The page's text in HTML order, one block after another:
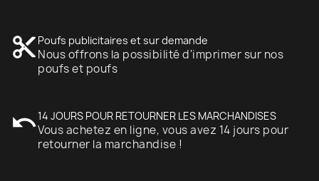
content_cut Poufs publicitaires et sur demande
Nous offrons la possibilité d'imprimer sur nos
poufs et poufs
undo14 JOURS POUR RETOURNER LES MARCHANDISES
Vous achetez en ligne, vous avez 14 jours pour
retourner la marchandise !